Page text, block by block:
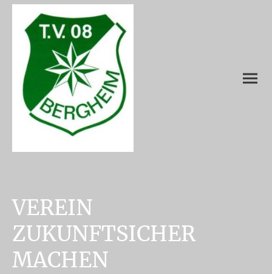
VEREIN
ZUKUNFTSICHER
MACHEN